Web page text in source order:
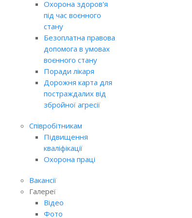
Охорона здоров'я
під час воєнного
стану
Безоплатна правова
допомога в умовах
воєнного стану
Поради лікаря
Дорожня карта для
постраждалих від
збройної агресії
Співробітникам
Підвищення
кваліфікації
Охорона праці
Вакансії
Галереї
Відео
Фото